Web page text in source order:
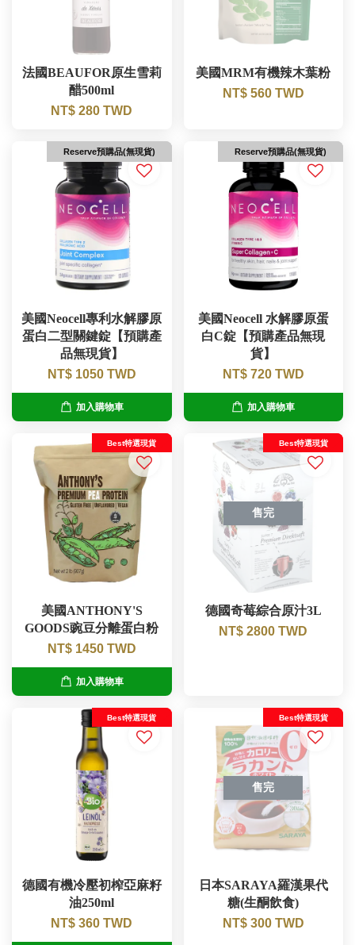
法國BEAUFOR原生雪莉
醋500ml
NT$ 280 TWD
美國MRM有機辣木葉粉
NT$ 560 TWD
Reserve預購品(無現貨)
美國Neocell專利水解膠原
蛋白二型關鍵錠【預購產
品無現貨】
NT$ 1050 TWD
加入購物車
Reserve預購品(無現貨)
美國Neocell 水解膠原蛋
白C錠【預購產品無現
貨】
NT$ 720 TWD
加入購物車
Best特選現貨
美國ANTHONY'S
GOODS豌豆分離蛋白粉
NT$ 1450 TWD
加入購物車
售完
Best特選現貨
德國奇莓綜合原汁3L
NT$ 2800 TWD
Best特選現貨
德國有機冷壓初榨亞麻籽
油250ml
NT$ 360 TWD
售完
Best特選現貨
日本SARAYA羅漢果代
糖(生酮飲食)
NT$ 300 TWD